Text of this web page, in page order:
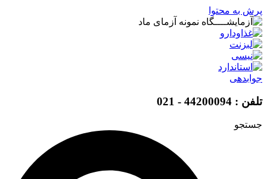
پرش به محتوا
جوابدهی
تلفن : 44200094 - 021
جستجو